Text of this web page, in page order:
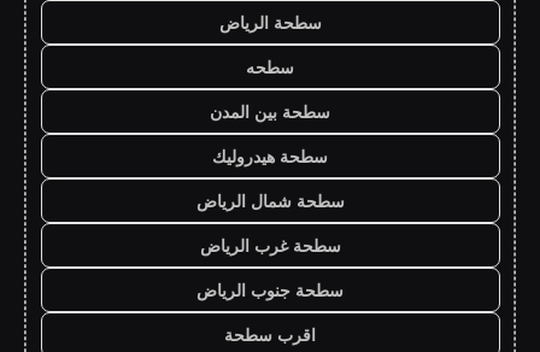
سطحة الرياض
سطحه
سطحة بين المدن
سطحة هيدروليك
سطحة شمال الرياض
سطحة غرب الرياض
سطحة جنوب الرياض
اقرب سطحة